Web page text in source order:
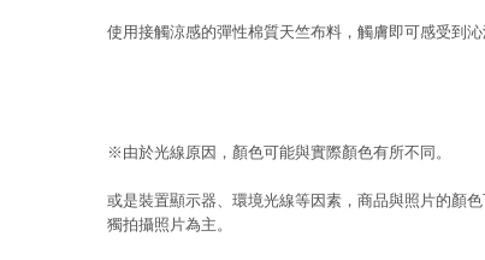
使用接觸涼感的彈性棉質天竺布料，觸膚即可感受到沁
※由於光線原因，顏色可能與實際顏色有所不同。
或是裝置顯示器、環境光線等因素，商品與照片的顏
獨拍攝照片為主。